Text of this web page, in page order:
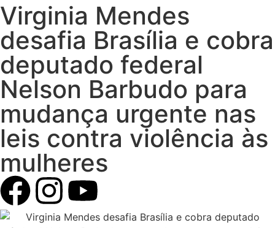
Virginia Mendes
desafia Brasília e cobra
deputado federal
Nelson Barbudo para
mudança urgente nas
leis contra violência às
mulheres